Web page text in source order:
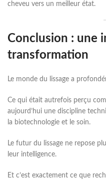
cheveu vers un meilleur état.
Conclusion : une
transformation
Le monde du lissage a
Ce qui était autrefois perçu
aujourd’hui une discipline
la biotechnologie et le soin.
Le futur du lissage ne repose
leur intelligence.
Et c’est exactement ce que